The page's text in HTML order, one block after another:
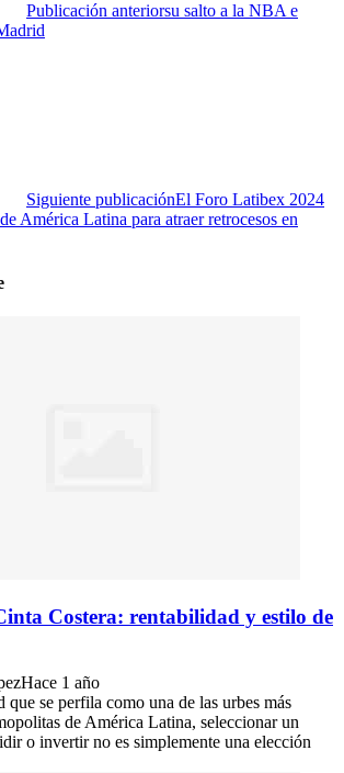
Publicación anteriorsu salto a la NBA e
Siguiente publicaciónEl Foro Latibex 2024
América Latina para atraer retrocesos en
Costera: rentabilidad y estilo de
Hace 1 año
que se perfila como una de las urbes más
de América Latina, seleccionar un
o invertir no es simplemente una elección